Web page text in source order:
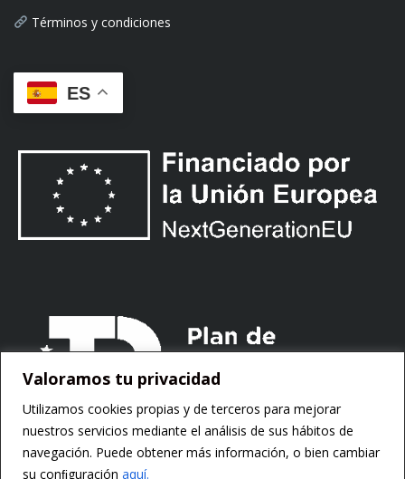
Valoramos tu privacidad
Utilizamos cookies propias y de terceros para mejorar
nuestros servicios mediante el análisis de sus hábitos de
navegación. Puede obtener más información, o bien cambiar
su conﬁguración aquí.
Términos y condiciones
ES